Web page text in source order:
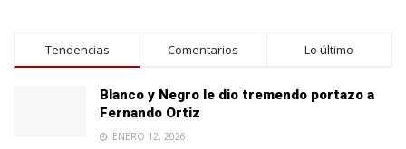
Tendencias Comentarios Lo último
Blanco y Negro le dio tremendo portazo a
Fernando Ortiz
ENERO 12, 2026